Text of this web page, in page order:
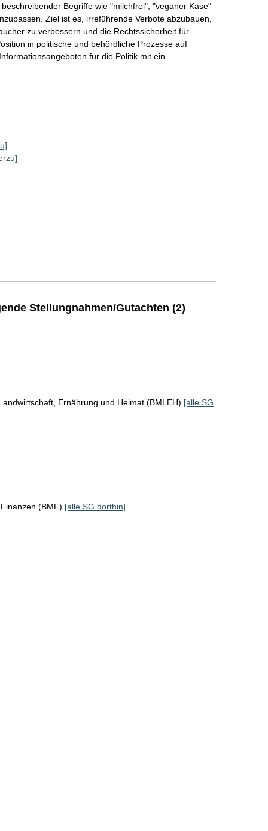
Begriffe wie "milchfrei", "veganer Käse"
Ziel ist es, irreführende Verbote abzubauen,
zu verbessern und die Rechtssicherheit für
in politische und behördliche Prozesse auf
für die Politik mit ein.
Stellungnahmen/Gutachten (2)
Ernährung und Heimat (BMLEH) [alle SG
(BMF) [alle SG dorthin]